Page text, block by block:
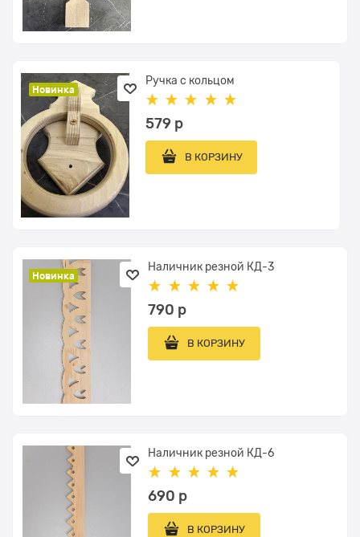
Новинка
Ручка с кольцом
579 р
В КОРЗИНУ
Новинка
Наличник резной КД-3
790 р
В КОРЗИНУ
Наличник резной КД-6
690 р
В КОРЗИНУ